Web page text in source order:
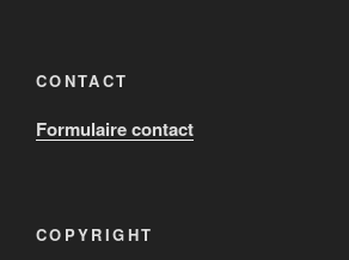
CONTACT
Formulaire contact
COPYRIGHT